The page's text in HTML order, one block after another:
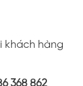
khách hàng
368 862